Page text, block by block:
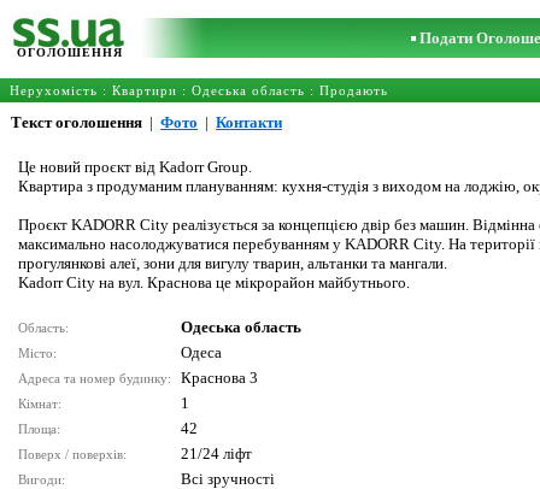
ОГОЛОШЕННЯ
Подати
Нерухомість : Квартири : Одеська область : Продають
Текст оголошення | Фото | Контакти
Це новий проєкт від Kadorr Group.
Квартира з продуманим плануванням: кухня-студія з виходом на лоджію,
Проєкт KADORR City реалізується за концепцією двір без машин.
максимально насолоджуватися перебуванням у KADORR City. На
прогулянкові алеї, зони для вигулу тварин, альтанки та мангали.
Kadorr City на вул. Краснова це мікрорайон майбутнього.
Область: Одеська область
Місто: Одеса
Адреса та номер будинку: Краснова 3
Кімнат: 1
Площа: 42
Поверх / поверхів: 21/24 ліфт
Вигоди: Всі зручності